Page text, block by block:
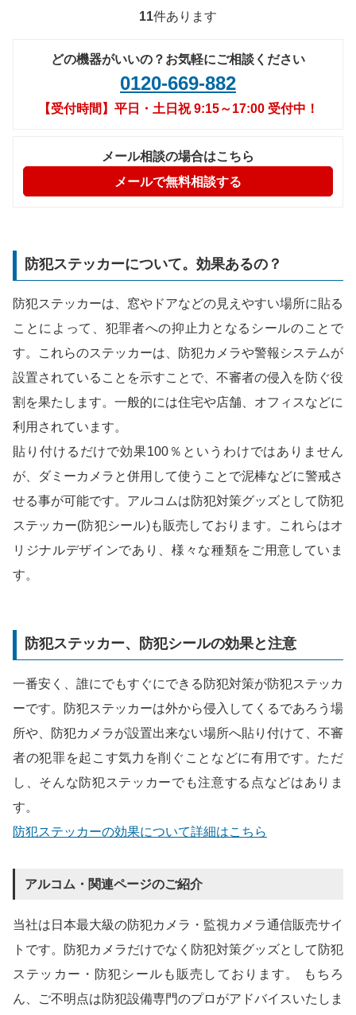
11件あります
どの機器がいいの？お気軽にご相談ください
0120-669-882
【受付時間】平日・土日祝 9:15～17:00 受付中！
メール相談の場合はこちら
メールで無料相談する
防犯ステッカーについて。効果あるの？
防犯ステッカーは、窓やドアなどの見えやすい場所に貼る
ことによって、犯罪者への抑止力となるシールのことで
す。これらのステッカーは、防犯カメラや警報システムが
設置されていることを示すことで、不審者の侵入を防ぐ役
割を果たします。一般的には住宅や店舗、オフィスなどに
利用されています。
貼り付けるだけで効果100％というわけではありません
が、ダミーカメラと併用して使うことで泥棒などに警戒さ
せる事が可能です。アルコムは防犯対策グッズとして防犯
ステッカー(防犯シール)も販売しております。これらはオ
リジナルデザインであり、様々な種類をご用意していま
す。
防犯ステッカー、防犯シールの効果と注意
一番安く、誰にでもすぐにできる防犯対策が防犯ステッカ
ーです。防犯ステッカーは外から侵入してくるであろう場
所や、防犯カメラが設置出来ない場所へ貼り付けて、不審
者の犯罪を起こす気力を削ぐことなどに有用です。ただ
し、そんな防犯ステッカーでも注意する点などはありま
す。
防犯ステッカーの効果について詳細はこちら
アルコム・関連ページのご紹介
当社は日本最大級の防犯カメラ・監視カメラ通信販売サイ
トです。防犯カメラだけでなく防犯対策グッズとして防犯
ステッカー・防犯シールも販売しております。 もちろ
ん、ご不明点は防犯設備専門のプロがアドバイスいたしま